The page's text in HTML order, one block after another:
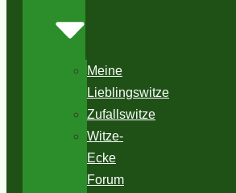
Meine
Lieblingswitze
Zufallswitze
Witze-
Ecke
Forum